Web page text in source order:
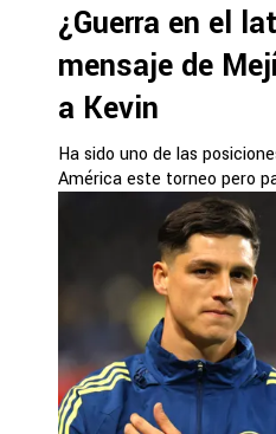
¿Guerra en el
mensaje de
a Kevin
Ha sido uno de las
América este torneo pero